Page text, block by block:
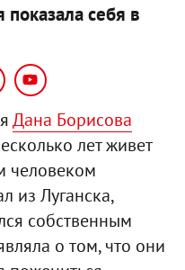
себя в
Дана Борисова
лет живет
человеком
из Луганска,
собственным
о том, что они